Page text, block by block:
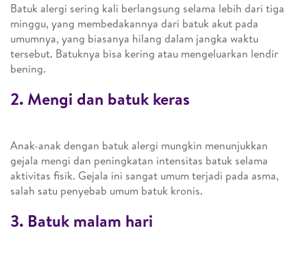
Batuk alergi sering kali berlangsung selama lebih dari tiga
minggu, yang membedakannya dari batuk akut pada
umumnya, yang biasanya hilang dalam jangka waktu
tersebut. Batuknya bisa kering atau mengeluarkan lendir
bening.
2. Mengi dan batuk keras
Anak-anak dengan batuk alergi mungkin menunjukkan
gejala mengi dan peningkatan intensitas batuk selama
aktivitas fisik. Gejala ini sangat umum terjadi pada asma,
salah satu penyebab umum batuk kronis.
3. Batuk malam hari